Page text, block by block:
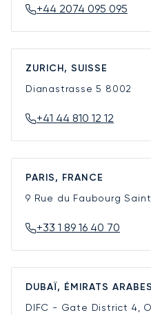
+44 2074 095 095
ZURICH, SUISSE
Dianastrasse 5 8002
+41 44 810 12 12
PARIS, FRANCE
9 Rue du Faubourg
+33 1 89 16 40 70
DUBAÏ, ÉMIRATS
DIFC - Gate District 4,